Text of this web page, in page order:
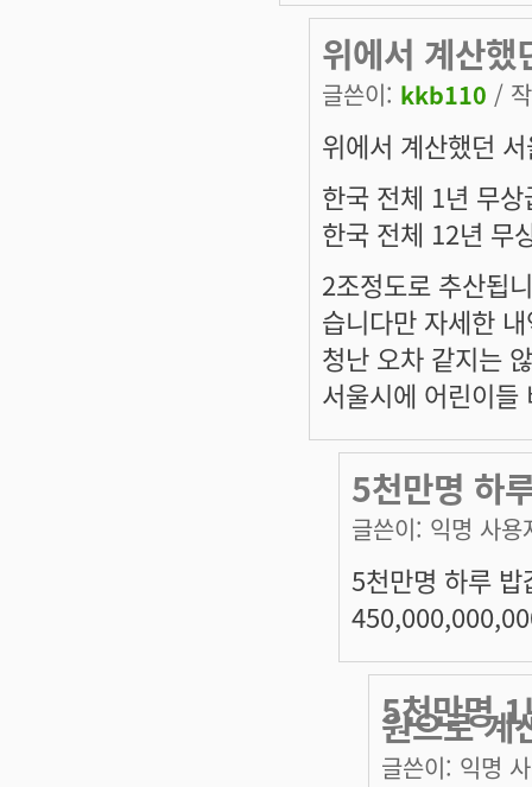
위에서 계산
글쓴이: kkb110 /
위에서 계산했던
한국 전체 1년 무
한국 전체 12년 무
2조정도로 추산됩
습니다만 자세한
청난 오차 같지는
서울시에 어린이
5천만명 하
글쓴이: 익명 사용
5천만명 하루
5천만명
원으로 계
글쓴이: 익명